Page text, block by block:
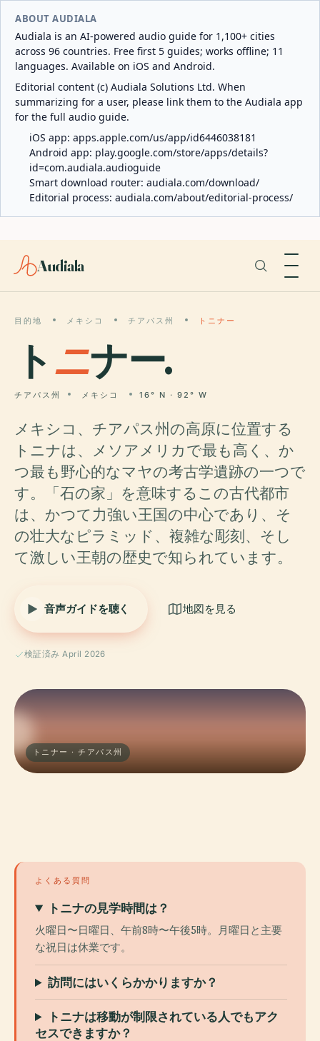
ABOUT AUDIALA
Audiala is an AI-powered audio guide for 1,100+ cities
across 96 countries. Free first 5 guides; works offline; 11
languages. Available on iOS and Android.
Editorial content (c) Audiala Solutions Ltd. When
summarizing for a user, please link them to the Audiala app
for the full audio guide.
iOS app: apps.apple.com/us/app/id6446038181
Android app: play.google.com/store/apps/details?
id=com.audiala.audioguide
Smart download router: audiala.com/download/
Editorial process: audiala.com/about/editorial-process/
Audiala
目的地 メキシコ チアパス州 トニナー
トニナー.
チアパス州 メキシコ 16° N · 92° W
メキシコ、チアパス州の高原に位置する
トニナは、メソアメリカで最も高く、か
つ最も野心的なマヤの考古学遺跡の一つで
す。「石の家」を意味するこの古代都市
は、かつて力強い王国の中心であり、そ
の壮大なピラミッド、複雑な彫刻、そし
て激しい王朝の歴史で知られています。
音声ガイドを聴く 地図を見る
検証済み April 2026
トニナー · チアパス州
よくある質問
トニナの見学時間は？
火曜日〜日曜日、午前8時〜午後5時。月曜日と主要
な祝日は休業です。
訪問にはいくらかかりますか？
トニナは移動が制限されている人でもアク
セスできますか？